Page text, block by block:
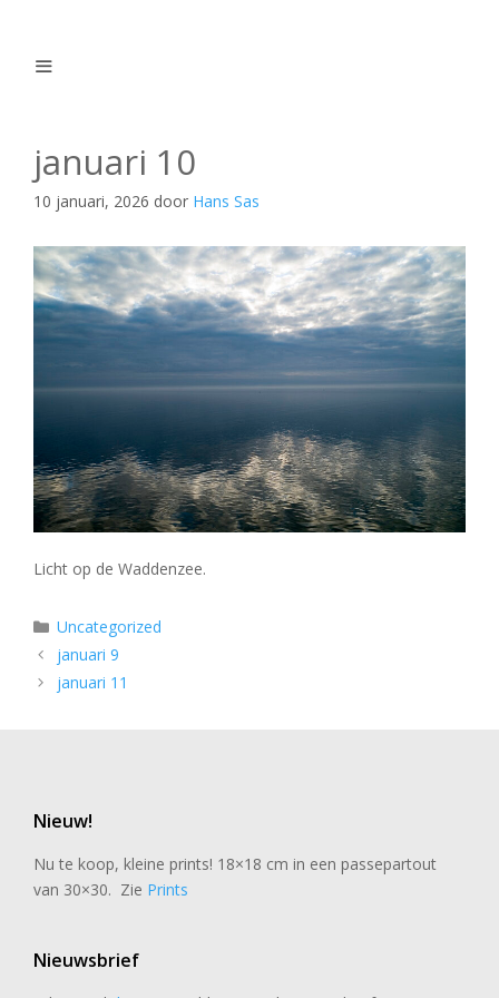
januari 10
10 januari, 2026 door Hans Sas
Licht op de Waddenzee.
Categorieën
Uncategorized
januari 9
januari 11
Nieuw!
Nu te koop, kleine prints! 18×18 cm in een passepartout
van 30×30. Zie Prints
Nieuwsbrief